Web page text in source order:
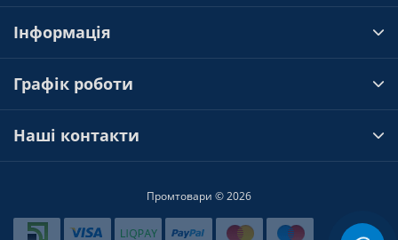
Інформація
Графік роботи
Наші контакти
Промтовари © 2026